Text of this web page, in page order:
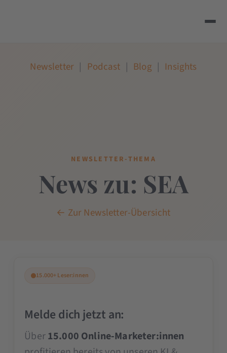
Newsletter | Podcast | Blog | Insights
NEWSLETTER-THEMA
News zu: SEA
← Zur Newsletter-Übersicht
15.000+ Leser:innen
Melde dich jetzt an:
Über15.000 Online-Marketer:innen